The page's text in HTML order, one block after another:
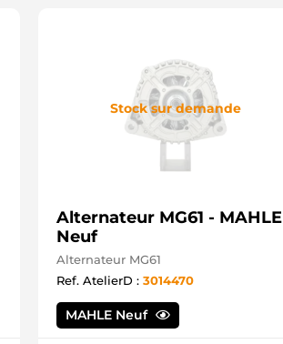
Stock sur demande
Alternateur MG61 - MAHLE
Neuf
Alternateur MG61
Ref. AtelierD : 3014470
MAHLE Neuf